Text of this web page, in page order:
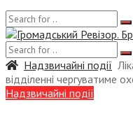
Надзвичайні події
відділенні чергуватиме
Надзвичайні події